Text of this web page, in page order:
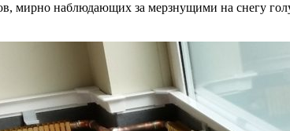
мирно наблюдающих за мерзнущими на снегу